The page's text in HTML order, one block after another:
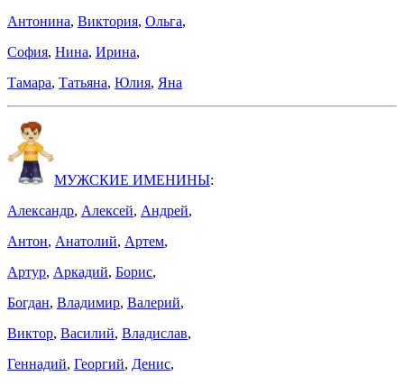
Антонина, Виктория, Ольга,
София, Нина, Ирина,
Тамара, Татьяна, Юлия, Яна
МУЖСКИЕ ИМЕНИНЫ:
Александр, Алексей, Андрей,
Антон, Анатолий, Артем,
Артур, Аркадий, Борис,
Богдан, Владимир, Валерий,
Виктор, Василий, Владислав,
Геннадий, Георгий, Денис,